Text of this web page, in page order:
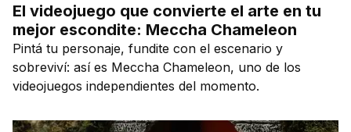
El videojuego que convierte el arte en tu
mejor escondite: Meccha Chameleon
Pintá tu personaje, fundite con el escenario y
sobreviví: así es Meccha Chameleon, uno de los
videojuegos independientes del momento.